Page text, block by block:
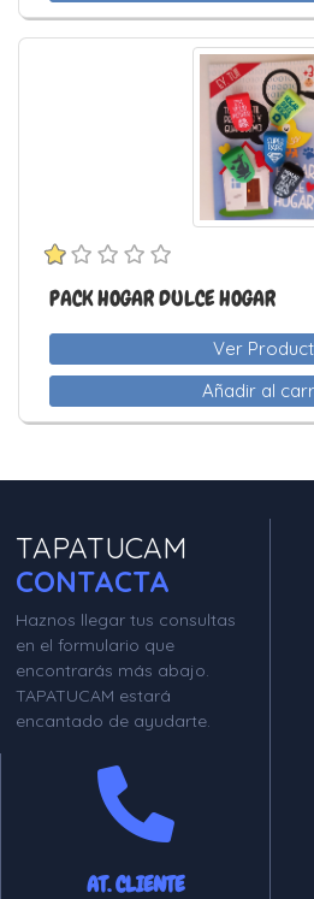
PACK HOGAR DULCE HOGAR
Ver
Añadir al
TAPATUCAM
CONTACTA
Haznos llegar tus consultas
en el formulario que
encontrarás más abajo.
TAPATUCAM estará
encantado de ayudarte.
AT. CLIENTE